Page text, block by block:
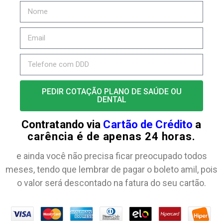
PEDIR COTAÇÃO PLANO DE SAÚDE OU
DENTAL
Contratando via Cartão de Crédito a
carência é de apenas 24 horas.
e ainda você não precisa ficar preocupado todos
meses, tendo que lembrar de pagar o boleto amil, pois
o valor será descontado na fatura do seu cartão.